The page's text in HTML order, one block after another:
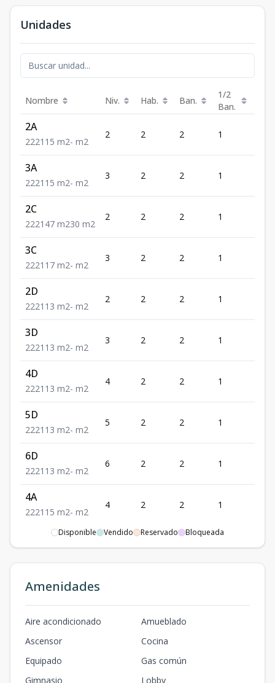
Unidades
Nombre Niv. Hab. Ban.
1/2
Ban.
2A
222115 m2- m2
2 2 2 1
3A
222115 m2- m2
3 2 2 1
2C
222147 m230 m2
2 2 2 1
3C
222117 m2- m2
3 2 2 1
2D
222113 m2- m2
2 2 2 1
3D
222113 m2- m2
3 2 2 1
4D
222113 m2- m2
4 2 2 1
5D
222113 m2- m2
5 2 2 1
6D
222113 m2- m2
6 2 2 1
4A
222115 m2- m2
4 2 2 1
4 2 2 1 2
5E
2 22 103 m2-m2
7D
2 2
7E
222103m2
Disponible Vendido Reservado Bloqueada
Amenidades
Aire acondicionado
Amueblado
Ascensor
Cocina
Equipado
Gas común
Gimnasio
Lobby